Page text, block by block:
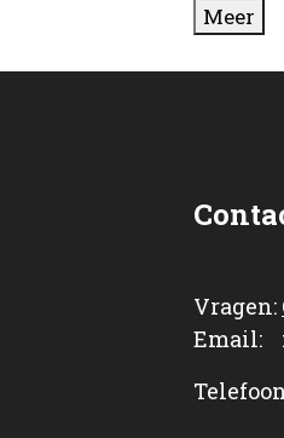
Meer
Vragen:
Email: